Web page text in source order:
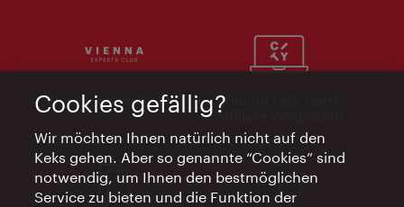
Vienna Experts Club
Vienna City Card
Affiliate Programm
Cookies gefällig?
Wir möchten Ihnen natürlich nicht auf den
Keks gehen. Aber so genannte “Cookies” sind
notwendig, um Ihnen den bestmöglichen
Service zu bieten und die Funktion der